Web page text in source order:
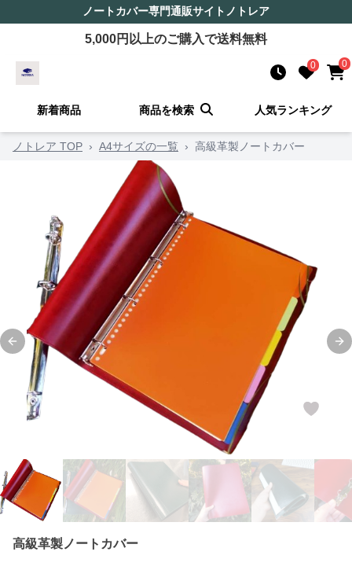
ノートカバー専門通販サイト ノトレア
5,000円以上のご購入で送料無料
0 0
新着商品 商品を検索 人気ランキング
ノトレア TOP › A4サイズの一覧 › 高級革製ノートカバー
Previous slide
高級革製ノートカバー